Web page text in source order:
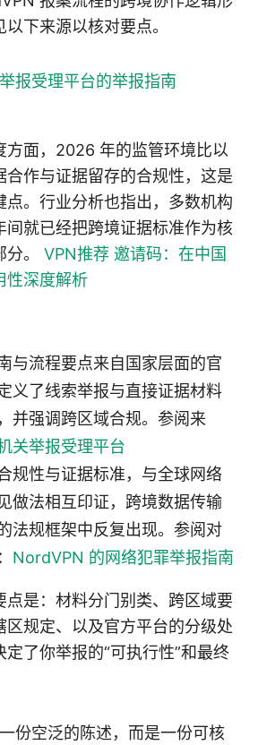
下来源以核对要点。
报受理平台的举报指南
方面，2026 年的监管环境比以
合作与证据留存的合规性，这是
点。行业分析也指出，多数机构
就已经把跨境证据标准作为核
。 VPN推荐 邀请码：在中国
性深度解析
与流程要点来自国家层面的官
义了线索举报与直接证据材料
并强调跨区域合规。参阅来
关举报受理平台
规性与证据标准，与全球网络
做法相互印证，跨境数据传输
法规框架中反复出现。参阅对
NordVPN 的网络犯罪举报指南
点是：材料分门别类、跨区域要
区规定、以及官方平台的分级处
了你举报的“可执行性”和最终
份空泛的陈述，而是一份可核